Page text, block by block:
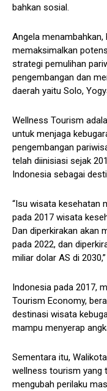
bahkan sosial.
Angela
memaksimalkan
strategi pemulihan
pengembangan dan
daerah yaitu Solo,
Wellness Tourism
untuk menjaga
pengembangan
telah diinisiasi sejak
Indonesia sebagai
“Isu wisata kesehatan
pada 2017 wisata
Dan diperkirakan akan
pada 2022, dan
miliar dolar AS di
Indonesia pada 2017,
Tourism Economy,
destinasi wisata
mampu menyerap
Sementara itu,
wellness tourism yang
mengubah perilaku